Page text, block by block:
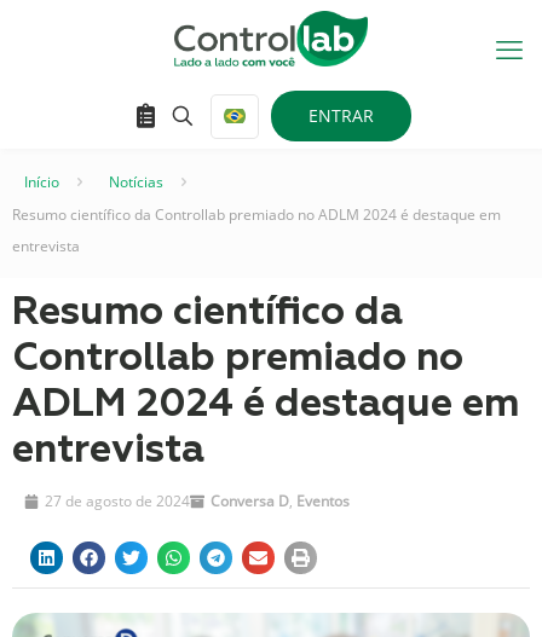
ENTRAR
Início Notícias
Resumo científico da Controllab premiado no ADLM 2024 é destaque em
entrevista
Resumo científico da
Controllab premiado no
ADLM 2024 é destaque em
entrevista
27 de agosto de 2024 Conversa D, Eventos